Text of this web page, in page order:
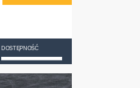
DOSTĘPNOŚĆ